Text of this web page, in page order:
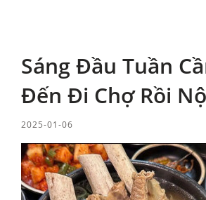
Sáng Đầu Tuần
Đến Đi Chợ Rồi
2025-01-06